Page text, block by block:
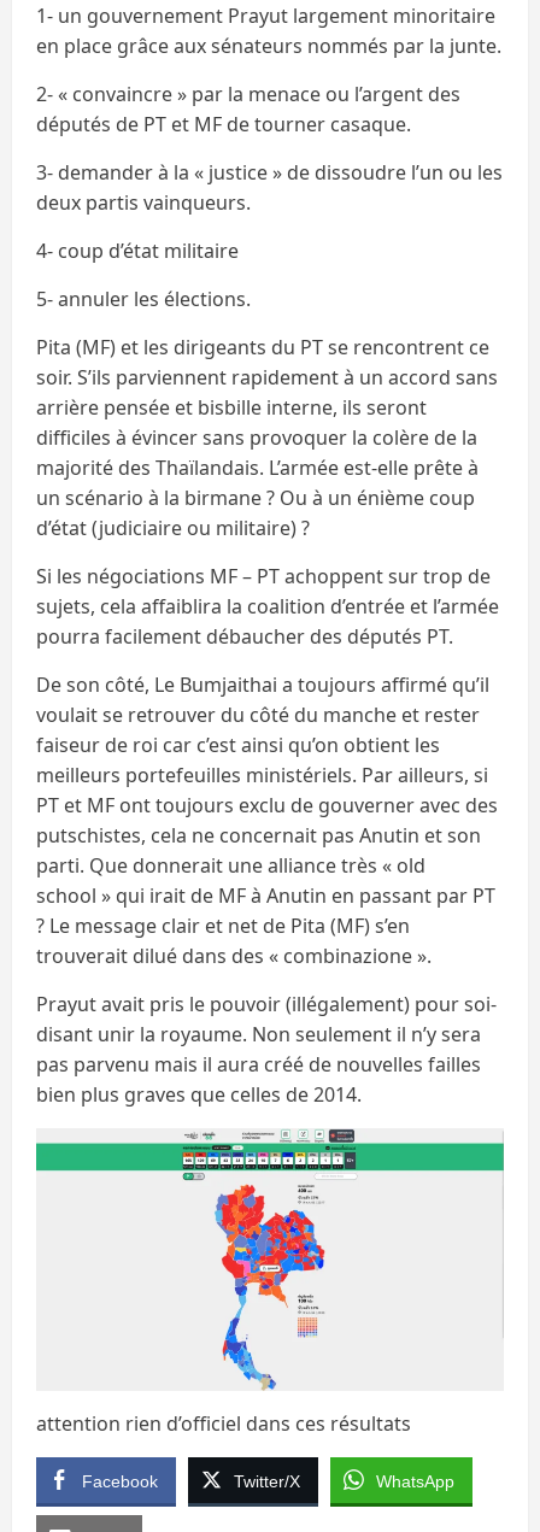
1- un gouvernement Prayut largement minoritaire
en place grâce aux sénateurs nommés par la junte.
2- « convaincre » par la menace ou l’argent des
députés de PT et MF de tourner casaque.
3- demander à la « justice » de dissoudre l’un ou les
deux partis vainqueurs.
4- coup d’état militaire
5- annuler les élections.
Pita (MF) et les dirigeants du PT se rencontrent ce
soir. S’ils parviennent rapidement à un accord sans
arrière pensée et bisbille interne, ils seront
difficiles à évincer sans provoquer la colère de la
majorité des Thaïlandais. L’armée est-elle prête à
un scénario à la birmane ? Ou à un énième coup
d’état (judiciaire ou militaire) ?
Si les négociations MF – PT achoppent sur trop de
sujets, cela affaiblira la coalition d’entrée et l’armée
pourra facilement débaucher des députés PT.
De son côté, Le Bumjaithai a toujours affirmé qu’il
voulait se retrouver du côté du manche et rester
faiseur de roi car c’est ainsi qu’on obtient les
meilleurs portefeuilles ministériels. Par ailleurs, si
PT et MF ont toujours exclu de gouverner avec des
putschistes, cela ne concernait pas Anutin et son
parti. Que donnerait une alliance très « old
school » qui irait de MF à Anutin en passant par PT
? Le message clair et net de Pita (MF) s’en
trouverait dilué dans des « combinazione ».
Prayut avait pris le pouvoir (illégalement) pour soi-
disant unir la royaume. Non seulement il n’y sera
pas parvenu mais il aura créé de nouvelles failles
bien plus graves que celles de 2014.
attention rien d’officiel dans ces résultats
Facebook Twitter/X WhatsApp